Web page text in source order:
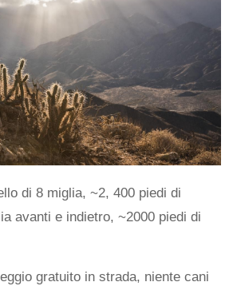
di 8 miglia, ~2, 400 piedi di
avanti e indietro, ~2000 piedi di
gratuito in strada, niente cani